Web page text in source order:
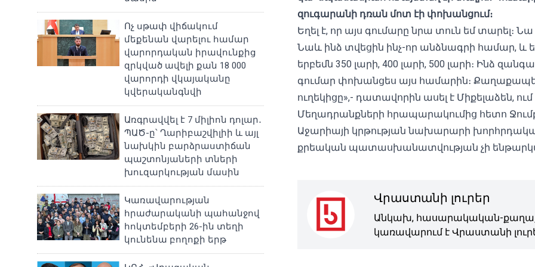
Ոչ սթափ վիճակում
մեքենան վարելու համար
վարորդական իրավունքից
զրկված ավելի քան 18 000
վարորդի վկայականը
կվերականգնվի
Առգրավվել է 7 միլիոն դոլար․
ՊԱԾ-ը՝ Ղարիբաշվիլիի և այլ
նախկին բարձրաստիճան
պաշտոնյաների տների
խուզարկության մասին
Կառավարության
հրաժարականի պահանջով
հոկտեմբերի 26-ին տեղի
կունենա բողոքի երթ
զուգարանի դռան մոտ էի փոխանցում։
Եղել է, որ այս գումարը նրա տուն եմ տարել։
Նաև ինձ տվեցին ինչ-որ անձնագրի համար, և
երբեմն 350 լարի, 400 լարի, 500 լարի։ Ինձ
գումար փոխանցես այս համարին։
ուղեկիցը»,- դատավորին ասել է Միքելաձեն,
Մեղադրանքների հրապարակումից հետո
Աջարիայի կրթության նախարարի
քրեական պատասխանատվության չի
Վրաստանի լուրեր
Անկախ, հասարակական-
կառավարում է Վրաստանի